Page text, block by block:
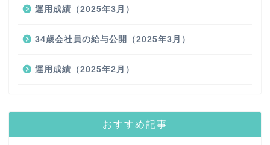
運用成績（2025年3月）
34歳会社員の給与公開（2025年3月）
運用成績（2025年2月）
おすすめ記事